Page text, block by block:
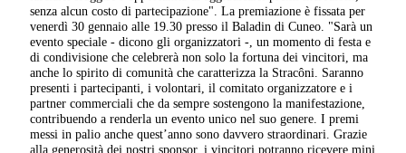
senza alcun costo di partecipazione". La premiazione è fissata per
venerdì 30 gennaio alle 19.30 presso il Baladin di Cuneo. "Sarà un
evento speciale - dicono gli organizzatori -, un momento di festa e
di condivisione che celebrerà non solo la fortuna dei vincitori, ma
anche lo spirito di comunità che caratterizza la Stracôni. Saranno
presenti i partecipanti, i volontari, il comitato organizzatore e i
partner commerciali che da sempre sostengono la manifestazione,
contribuendo a renderla un evento unico nel suo genere. I premi
messi in palio anche quest’anno sono davvero straordinari. Grazie
alla generosità dei nostri sponsor, i vincitori potranno ricevere mini